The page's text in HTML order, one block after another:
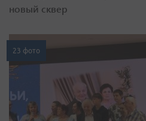
новый сквер
23 фото